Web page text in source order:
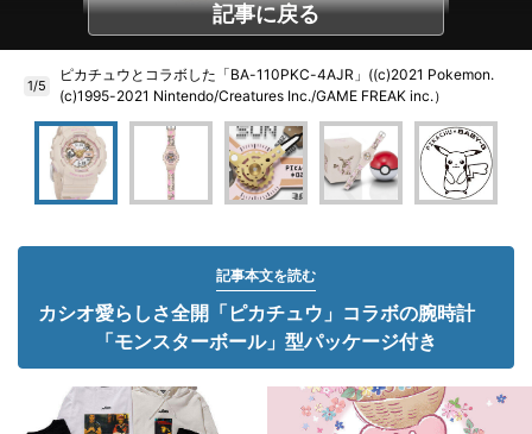
記事に戻る
1/5
ピカチュウとコラボした「BA-110PKC-4AJR」((c)2021 Pokemon.
(c)1995-2021 Nintendo/Creatures Inc./GAME FREAK inc.）
記事本文を読む
カシオ愛らしさ全開「ピカチュウ」コラボの腕時計
「モンスターボール」型パッケージ付き